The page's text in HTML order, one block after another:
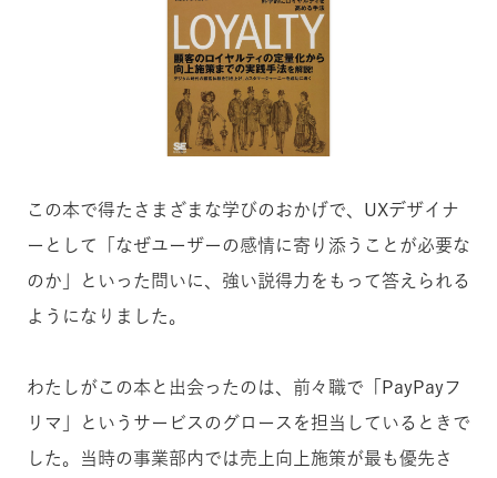
この本で得たさまざまな学びのおかげで、UXデザイナ
ーとして「なぜユーザーの感情に寄り添うことが必要な
のか」といった問いに、強い説得力をもって答えられる
ようになりました。
わたしがこの本と出会ったのは、前々職で「PayPayフ
リマ」というサービスのグロースを担当しているときで
した。当時の事業部内では売上向上施策が最も優先さ